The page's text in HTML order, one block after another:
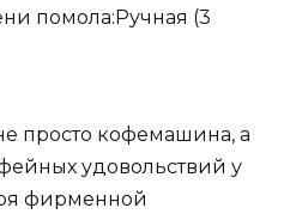
помола:Ручная (3
просто кофемашина, а
удовольствий у
фирменной